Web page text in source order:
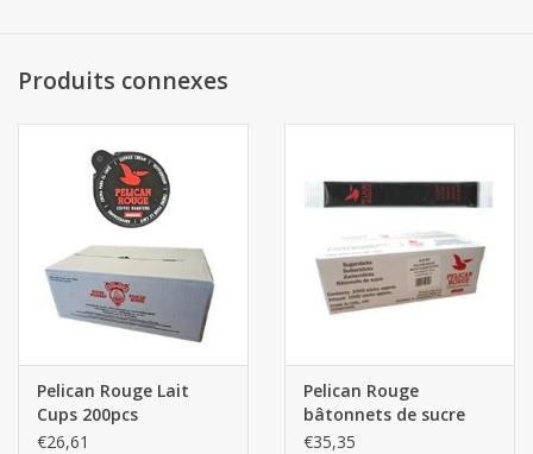
Produits connexes
Pelican Rouge Lait
Cups 200pcs
€26,61
Pelican Rouge
bâtonnets de sucre
1000pcs
€35,35